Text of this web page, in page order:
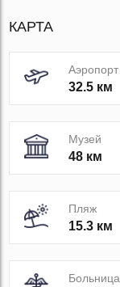
КАРТА
Аэропорт
32.5 км
Музей
48 км
Пляж
15.3 км
Больница